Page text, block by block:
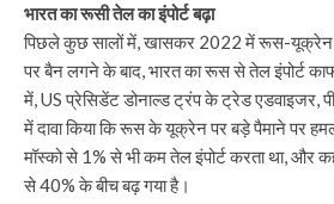
भारत का रूसी तेल का इंपोर्ट बढ़ा
पिछले कुछ सालों में, खासकर 2022 में रूस-यूक्रेन
पर बैन लगने के बाद, भारत का रूस से तेल इंपोर्ट
में, US प्रेसिडेंट डोनाल्ड ट्रंप के ट्रेड एडवाइजर,
में दावा किया कि रूस के यूक्रेन पर बड़े पैमाने पर
मॉस्को से 1% से भी कम तेल इंपोर्ट करता था, और
से 40% के बीच बढ़ गया है।